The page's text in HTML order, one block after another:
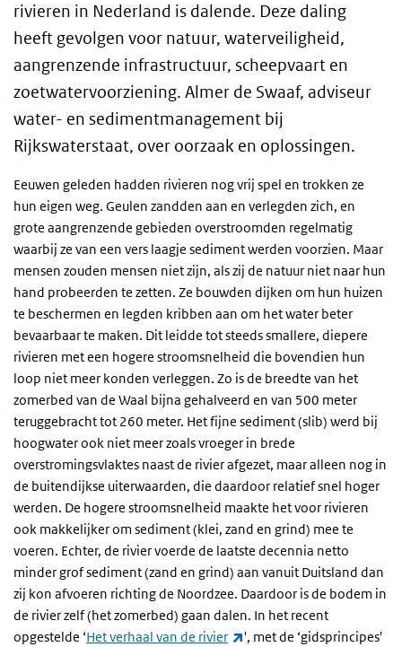
rivieren in Nederland is dalende. Deze daling
heeft gevolgen voor natuur, waterveiligheid,
aangrenzende infrastructuur, scheepvaart en
zoetwatervoorziening. Almer de Swaaf, adviseur
water- en sedimentmanagement bij
Rijkswaterstaat, over oorzaak en oplossingen.
Eeuwen geleden hadden rivieren nog vrij spel en trokken ze
hun eigen weg. Geulen zandden aan en verlegden zich, en
grote aangrenzende gebieden overstroomden regelmatig
waarbij ze van een vers laagje sediment werden voorzien. Maar
mensen zouden mensen niet zijn, als zij de natuur niet naar hun
hand probeerden te zetten. Ze bouwden dijken om hun huizen
te beschermen en legden kribben aan om het water beter
bevaarbaar te maken. Dit leidde tot steeds smallere, diepere
rivieren met een hogere stroomsnelheid die bovendien hun
loop niet meer konden verleggen. Zo is de breedte van het
zomerbed van de Waal bijna gehalveerd en van 500 meter
teruggebracht tot 260 meter. Het fijne sediment (slib) werd bij
hoogwater ook niet meer zoals vroeger in brede
overstromingsvlaktes naast de rivier afgezet, maar alleen nog in
de buitendijkse uiterwaarden, die daardoor relatief snel hoger
werden. De hogere stroomsnelheid maakte het voor rivieren
ook makkelijker om sediment (klei, zand en grind) mee te
voeren. Echter, de rivier voerde de laatste decennia netto
minder grof sediment (zand en grind) aan vanuit Duitsland dan
zij kon afvoeren richting de Noordzee. Daardoor is de bodem in
de rivier zelf (het zomerbed) gaan dalen. In het recent
opgestelde ‘Het verhaal van de rivier (externe link)
', met de ‘gidsprincipes'